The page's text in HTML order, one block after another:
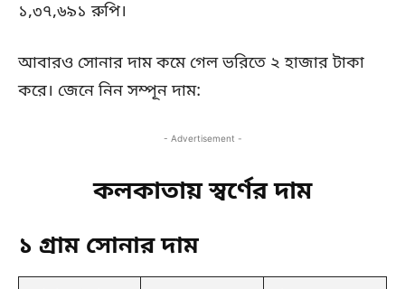
১,৩৭,৬৯১ রুপি।
আবারও সোনার দাম কমে গেল ভরিতে ২ হাজার টাকা
করে। জেনে নিন সম্পূন দাম:
- Advertisement -
কলকাতায় স্বর্ণের দাম
১ গ্রাম সোনার দাম